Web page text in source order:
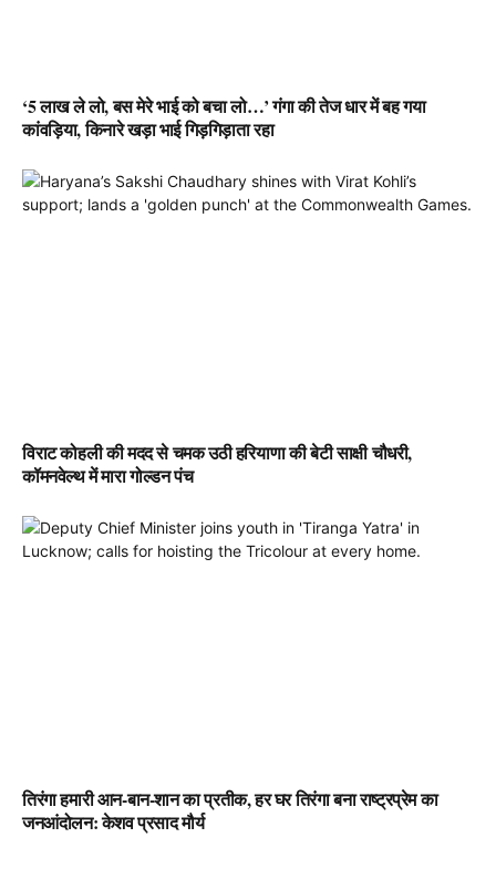
‘5 लाख ले लो, बस मेरे भाई को बचा लो…’ गंगा की तेज धार में बह गया
कांवड़िया, किनारे खड़ा भाई गिड़गिड़ाता रहा
विराट कोहली की मदद से चमक उठी हरियाणा की बेटी साक्षी चौधरी,
कॉमनवेल्थ में मारा गोल्डन पंच
तिरंगा हमारी आन-बान-शान का प्रतीक, हर घर तिरंगा बना राष्ट्रप्रेम का
जनआंदोलन: केशव प्रसाद मौर्य